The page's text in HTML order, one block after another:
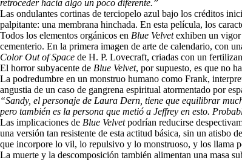
retroceder hacia algo un poco diferente.”
Las ondulantes cortinas de terciopelo azul bajo los créditos
palpitante: una membrana hinchada. En esta película, los
Todos los elementos orgánicos en Blue Velvetexhiben un vigor
cementerio. En la primera imagen de arte de calendario, con
Color Out of Space de H. P. Lovecraft, criadas con un
El horror subyacente de Blue Velvet, por supuesto, es que no
La podredumbre en un monstruo humano como Frank,
angustia de un caso de gangrena espiritual atormentado por
“Sandy, el personaje de Laura Dern, tiene que equilibrar
pero también es la persona que metió a Jeffrey en esto.
Las implicaciones de Blue Velvetpodrían reducirse
una versión tan resistente de esta actitud básica, sin un atisbo
que incorpore lo vil, lo repulsivo y lo monstruoso, y los llama
La muerte y la descomposición también alimentan una masa